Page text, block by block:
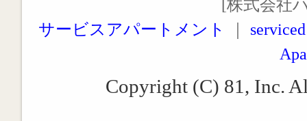
[株式会社
サービスアパートメント
Copyright (C) 81, Inc.